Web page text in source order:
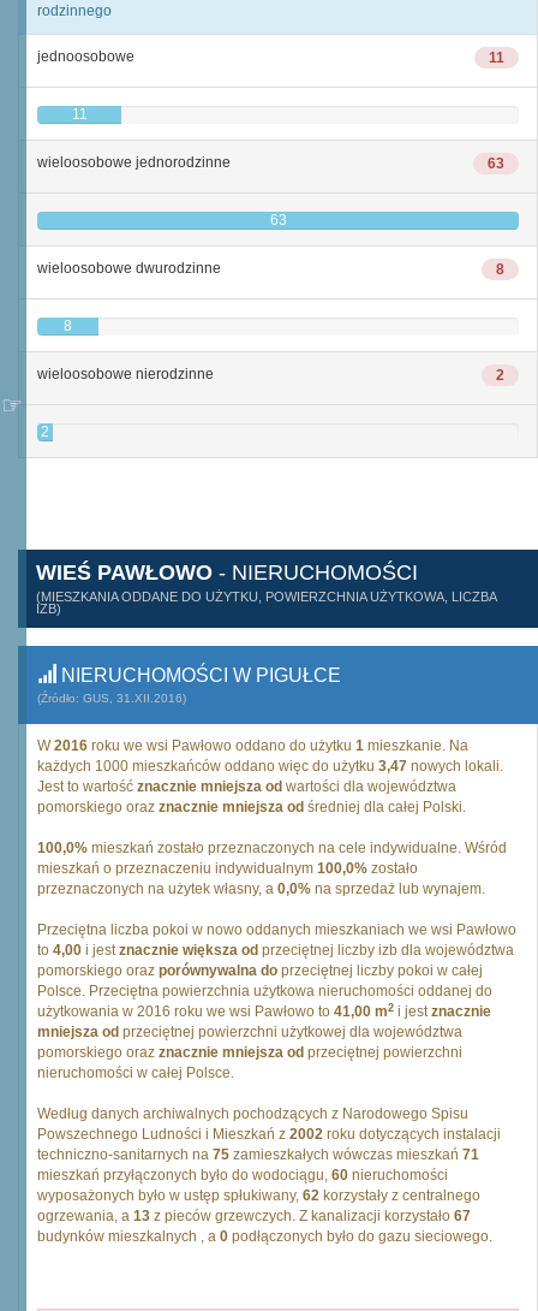
rodzinnego
11
jednoosobowe
11
63
wieloosobowe jednorodzinne
63
8
wieloosobowe dwurodzinne
8
2
wieloosobowe nierodzinne
2
WIEŚ PAWŁOWO - NIERUCHOMOŚCI
(MIESZKANIA ODDANE DO UŻYTKU, POWIERZCHNIA UŻYTKOWA, LICZBA
IZB)
NIERUCHOMOŚCI W PIGUŁCE
(Źródło: GUS, 31.XII.2016)
W2016 roku we wsi Pawłowo oddano do użytku 1 mieszkanie. Na
każdych 1000 mieszkańców oddano więc do użytku 3,47 nowych lokali.
Jest to wartość znacznie mniejsza od wartości dla województwa
pomorskiego oraz znacznie mniejsza od średniej dla całej Polski.
100,0% mieszkań zostało przeznaczonych na cele indywidualne. Wśród
mieszkań o przeznaczeniu indywidualnym 100,0% zostało
przeznaczonych na użytek własny, a 0,0% na sprzedaż lub wynajem.
Przeciętna liczba pokoi w nowo oddanych mieszkaniach we wsi Pawłowo
to 4,00 i jestznacznie większa od przeciętnej liczby izb dla województwa
pomorskiego oraz porównywalna do przeciętnej liczby pokoi w całej
Polsce. Przeciętna powierzchnia użytkowa nieruchomości oddanej do
użytkowania w 2016 roku we wsi Pawłowo to 41,00 m2 i jestznacznie
mniejsza od przeciętnej powierzchni użytkowej dla województwa
pomorskiego oraz znacznie mniejsza od przeciętnej powierzchni
nieruchomości w całej Polsce.
Według danych archiwalnych pochodzących z Narodowego Spisu
Powszechnego Ludności i Mieszkań z 2002 roku dotyczących instalacji
techniczno-sanitarnych na 75 zamieszkałych wówczas mieszkań 71
mieszkań przyłączonych było do wodociągu, 60 nieruchomości
wyposażonych było w ustęp spłukiwany, 62 korzystały z centralnego
ogrzewania, a 13 z pieców grzewczych. Z kanalizacji korzystało 67
budynków mieszkalnych , a 0 podłączonych było do gazu sieciowego.